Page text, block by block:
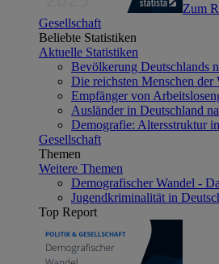
Zum
Gesellschaft
Beliebte Statistiken
Aktuelle Statistiken
Bevölkerung Deutschlands
Die reichsten Menschen der
Empfänger von
Ausländer in Deutschland
Demografie: Altersstruktur
Gesellschaft
Themen
Weitere Themen
Demografischer Wandel -
Jugendkriminalität in
Top Report